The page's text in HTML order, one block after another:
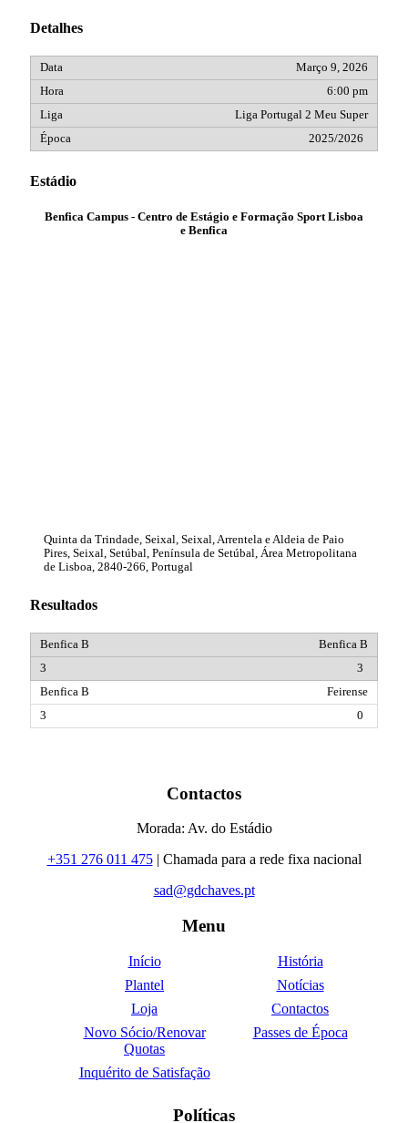
Detalhes
Março 9, 2026
6:00 pm
Liga Portugal 2 Meu Super
2025/2026
Estádio
Benfica Campus - Centro de Estágio e Formação Sport Lisboa
e Benfica
Quinta da Trindade, Seixal, Seixal, Arrentela e Aldeia de Paio
Pires, Seixal, Setúbal, Península de Setúbal, Área Metropolitana
de Lisboa, 2840-266, Portugal
Resultados
Benfica B
3
Feirense
0
Contactos
Morada: Av. do Estádio
+351 276 011 475| Chamada para a rede fixa nacional
sad@gdchaves.pt
Menu
Início
História
Plantel
Notícias
Loja
Contactos
Novo Sócio/Renovar
Quotas
Passes de Época
Inquérito de Satisfação
Políticas